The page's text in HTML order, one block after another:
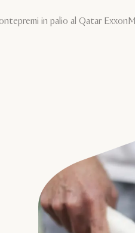
in palio al Qatar